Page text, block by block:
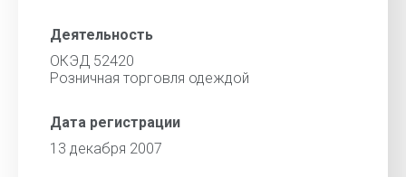
Деятельность
ОКЭД 52420
Розничная торговля одеждой
Дата регистрации
13 декабря 2007